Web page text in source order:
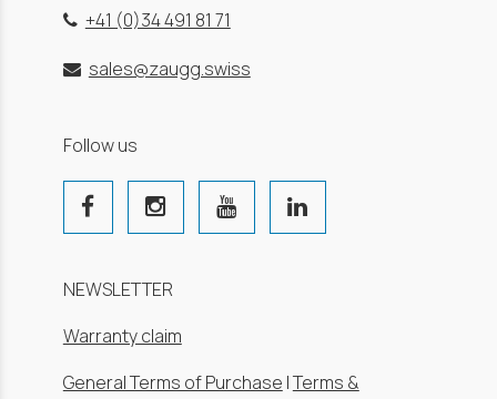
+41 (0)34 491 81 71
sales@zaugg.swiss
Follow us
NEWSLETTER
Warranty claim
General Terms of Purchase |Terms &